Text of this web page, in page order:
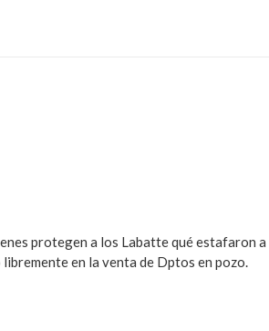
protegen a los Labatte qué estafaron a
en la venta de Dptos en pozo.